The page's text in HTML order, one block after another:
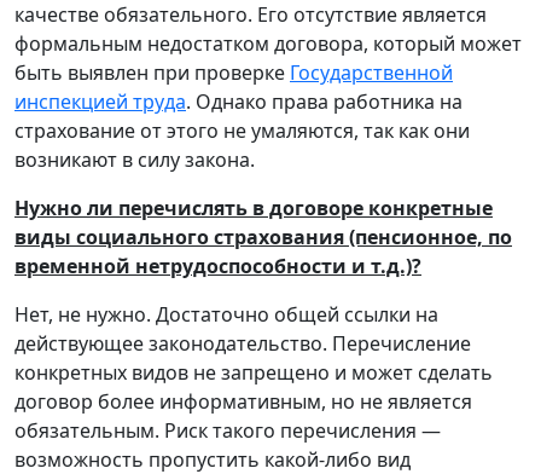
качестве обязательного. Его отсутствие является
формальным недостатком договора, который может
быть выявлен при проверке Государственной
инспекцией труда. Однако права работника на
страхование от этого не умаляются, так как они
возникают в силу закона.
Нужно ли перечислять в договоре конкретные
виды социального страхования (пенсионное, по
временной нетрудоспособности и т.д.)?
Нет, не нужно. Достаточно общей ссылки на
действующее законодательство. Перечисление
конкретных видов не запрещено и может сделать
договор более информативным, но не является
обязательным. Риск такого перечисления —
возможность пропустить какой-либо вид